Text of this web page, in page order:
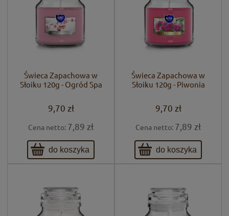
Świeca Zapachowa w
Słoiku 120g - Ogród Spa
9,70 zł
Cena netto: 7,89 zł
do koszyka
Świeca Zapachowa w
Słoiku 120g - Piwonia
9,70 zł
Cena netto: 7,89 zł
do koszyka